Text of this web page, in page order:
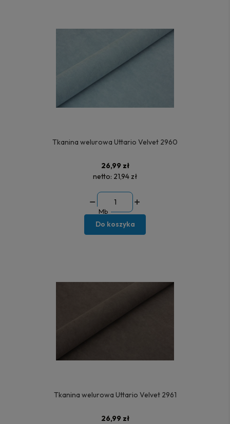
Tkanina welurowa Uttario Velvet 2960
26,99 zł
netto: 21,94 zł
Mb
Do koszyka
Tkanina welurowa Uttario Velvet 2961
26,99 zł